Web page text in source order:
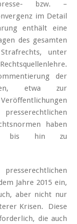
bzw. –
im Detail
enthält eine
des gesamten
unter
der
etwa zur
haben
bis hin zu
Jahre 2015 ein,
aber nicht nur
Krisen. Diese
die auch